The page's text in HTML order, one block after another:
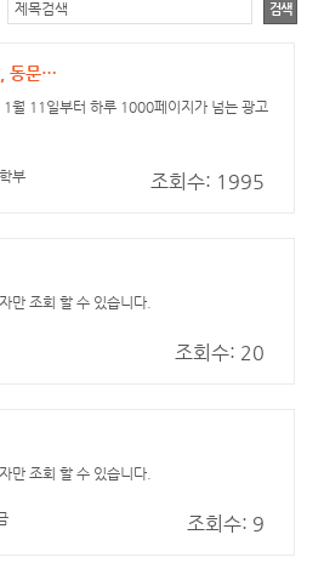
검색
[공지]"Q&A, 학생게시판, 동문게시판" 글작성 차단합니다.
월 11일부터 하루 1000페이지가 넘는 광고
부 조회수: 1995
만 조회 할 수 있습니다.
조회수: 20
만 조회 할 수 있습니다.
조회수: 9